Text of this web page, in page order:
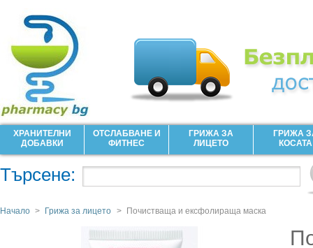
ХРАНИТЕЛНИ
ДОБАВКИ
ОТСЛАБВАНЕ И
ФИТНЕС
ГРИЖА ЗА
ЛИЦЕТО
ГРИЖА
КОСАТА
Търсене:
Начало > Грижа за лицето > Почистваща и ексфолираща маска